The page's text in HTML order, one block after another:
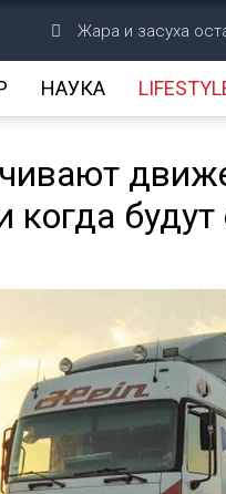
Жара и засуха
НАУКА
когда